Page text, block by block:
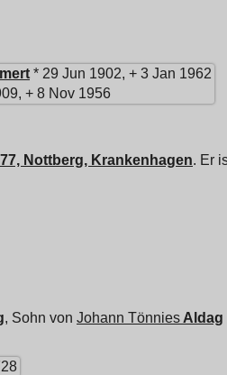
* 29 Jun 1902, + 3 Jan 1962
+ 8 Nov 1956
Nottberg, Krankenhagen. Er
, Sohn von Johann Tönnies Aldag